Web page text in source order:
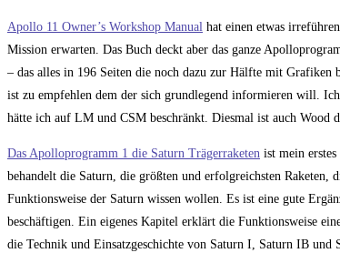
Apollo 11 Owner’s Workshop Manual hat einen etwas
Mission erwarten. Das Buch deckt aber das ganze
– das alles in 196 Seiten die noch dazu zur Hälfte mit Grafiken
ist zu empfehlen dem der sich grundlegend informieren will.
hätte ich auf LM und CSM beschränkt. Diesmal ist auch Wood
Das Apolloprogramm 1 die Saturn Trägerraketen ist mein
behandelt die Saturn, die größten und erfolgreichsten Raketen,
Funktionsweise der Saturn wissen wollen. Es ist eine gute
beschäftigen. Ein eigenes Kapitel erklärt die Funktionsweise
die Technik und Einsatzgeschichte von Saturn I, Saturn IB